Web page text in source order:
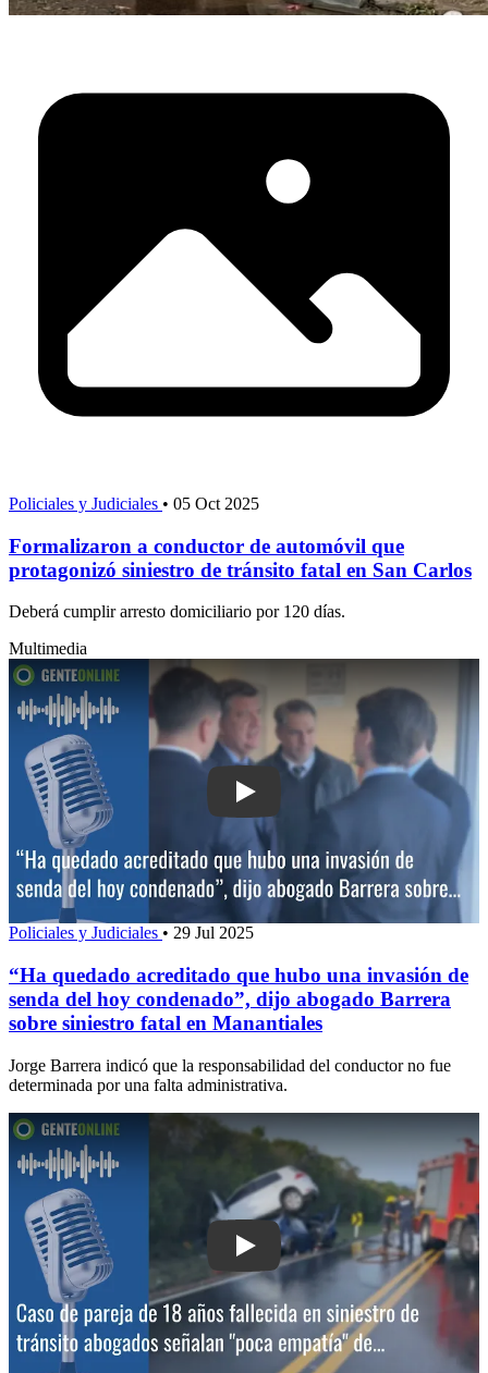
Policiales y Judiciales • 05 Oct 2025
Formalizaron a conductor de automóvil que
protagonizó siniestro de tránsito fatal en San Carlos
Deberá cumplir arresto domiciliario por 120 días.
Multimedia
Play: “Ha quedado acreditado que
Policiales y Judiciales • 29 Jul 2025
“Ha quedado acreditado que hubo una invasión de
senda del hoy condenado”, dijo abogado Barrera
sobre siniestro fatal en Manantiales
Jorge Barrera indicó que la responsabilidad del conductor no fue
determinada por una falta administrativa.
Play: Caso de pareja de 18 años